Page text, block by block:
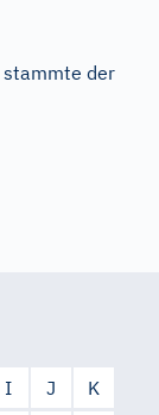
stammte der
I J
K